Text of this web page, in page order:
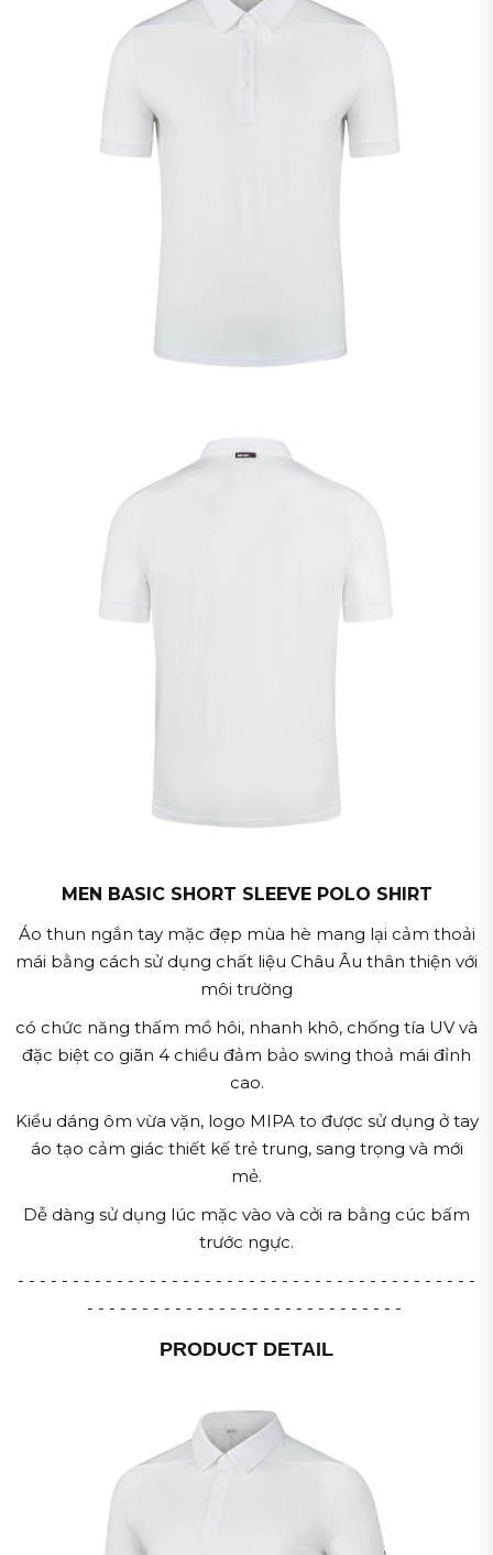
MEN BASIC SHORT SLEEVE POLO SHIRT
Áo thun ngắn tay mặc đẹp mùa hè mang lại cảm thoải
mái bằng cách sử dụng chất liệu Châu Âu thân thiện với
môi trường
có chức năng thấm mồ hôi, nhanh khô, chống tía UV và
đặc biệt co giãn 4 chiều đảm bảo swing thoả mái đỉnh
cao.
Kiểu dáng ôm vừa vặn, logo MIPA to được sử dụng ở tay
áo tạo cảm giác thiết kế trẻ trung, sang trọng và mới
mẻ.
Dễ dàng sử dụng lúc mặc vào và cởi ra bằng cúc bấm
trước ngực.
- - - - - - - - - - - - - - - - - - - - - - - - - - - - - - - - - - - - - - - - - -
- - - - - - - - - - - - - - - - - - - - - - - - - - - - -
PRODUCT DETAIL